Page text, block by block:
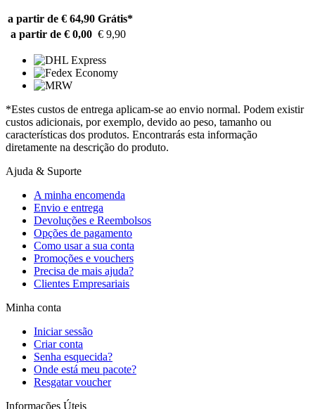
a partir de € 64,90 Grátis*
a partir de € 0,00 € 9,90
*Estes custos de entrega aplicam-se ao envio normal. Podem existir
custos adicionais, por exemplo, devido ao peso, tamanho ou
características dos produtos. Encontrarás esta informação
diretamente na descrição do produto.
Ajuda & Suporte
A minha encomenda
Envio e entrega
Devoluções e Reembolsos
Opções de pagamento
Como usar a sua conta
Promoções e vouchers
Precisa de mais ajuda?
Clientes Empresariais
Minha conta
Iniciar sessão
Criar conta
Senha esquecida?
Onde está meu pacote?
Resgatar voucher
Informações Úteis